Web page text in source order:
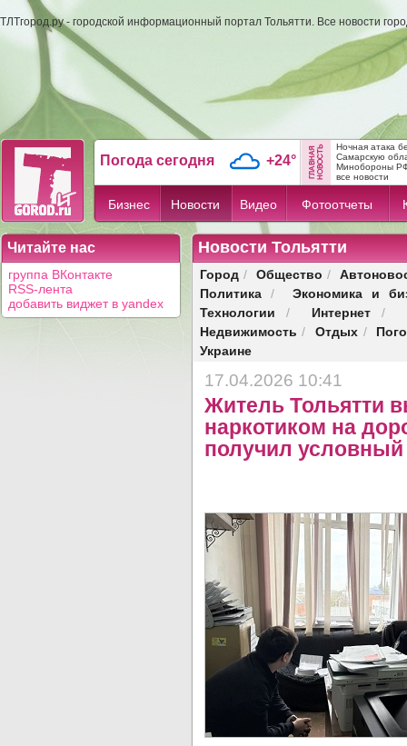
ТЛТгород.ру - городской информационный портал Тольятти. Все новости
Погода сегодня +24°
Ночная атака
Самарскую
Минобороны
все новости
Бизнес Новости Видео Фотоотчеты
Читайте нас
группа ВКонтакте
RSS-лента
добавить виджет в yandex
Новости Тольятти
Город / Общество /
Политика /
Экономика и
Технологии / Интернет/
Недвижимость / Отдых /
Украине
17.04.2026 10:41
Житель Тольятти
наркотиком на
получил условный